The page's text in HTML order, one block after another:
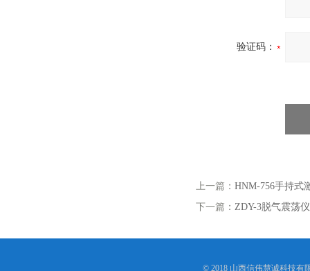
验证码：
上一篇： HNM-756手持式
下一篇： ZDY-3脱气震荡仪
© 2018 山西信伟慧诚科技有